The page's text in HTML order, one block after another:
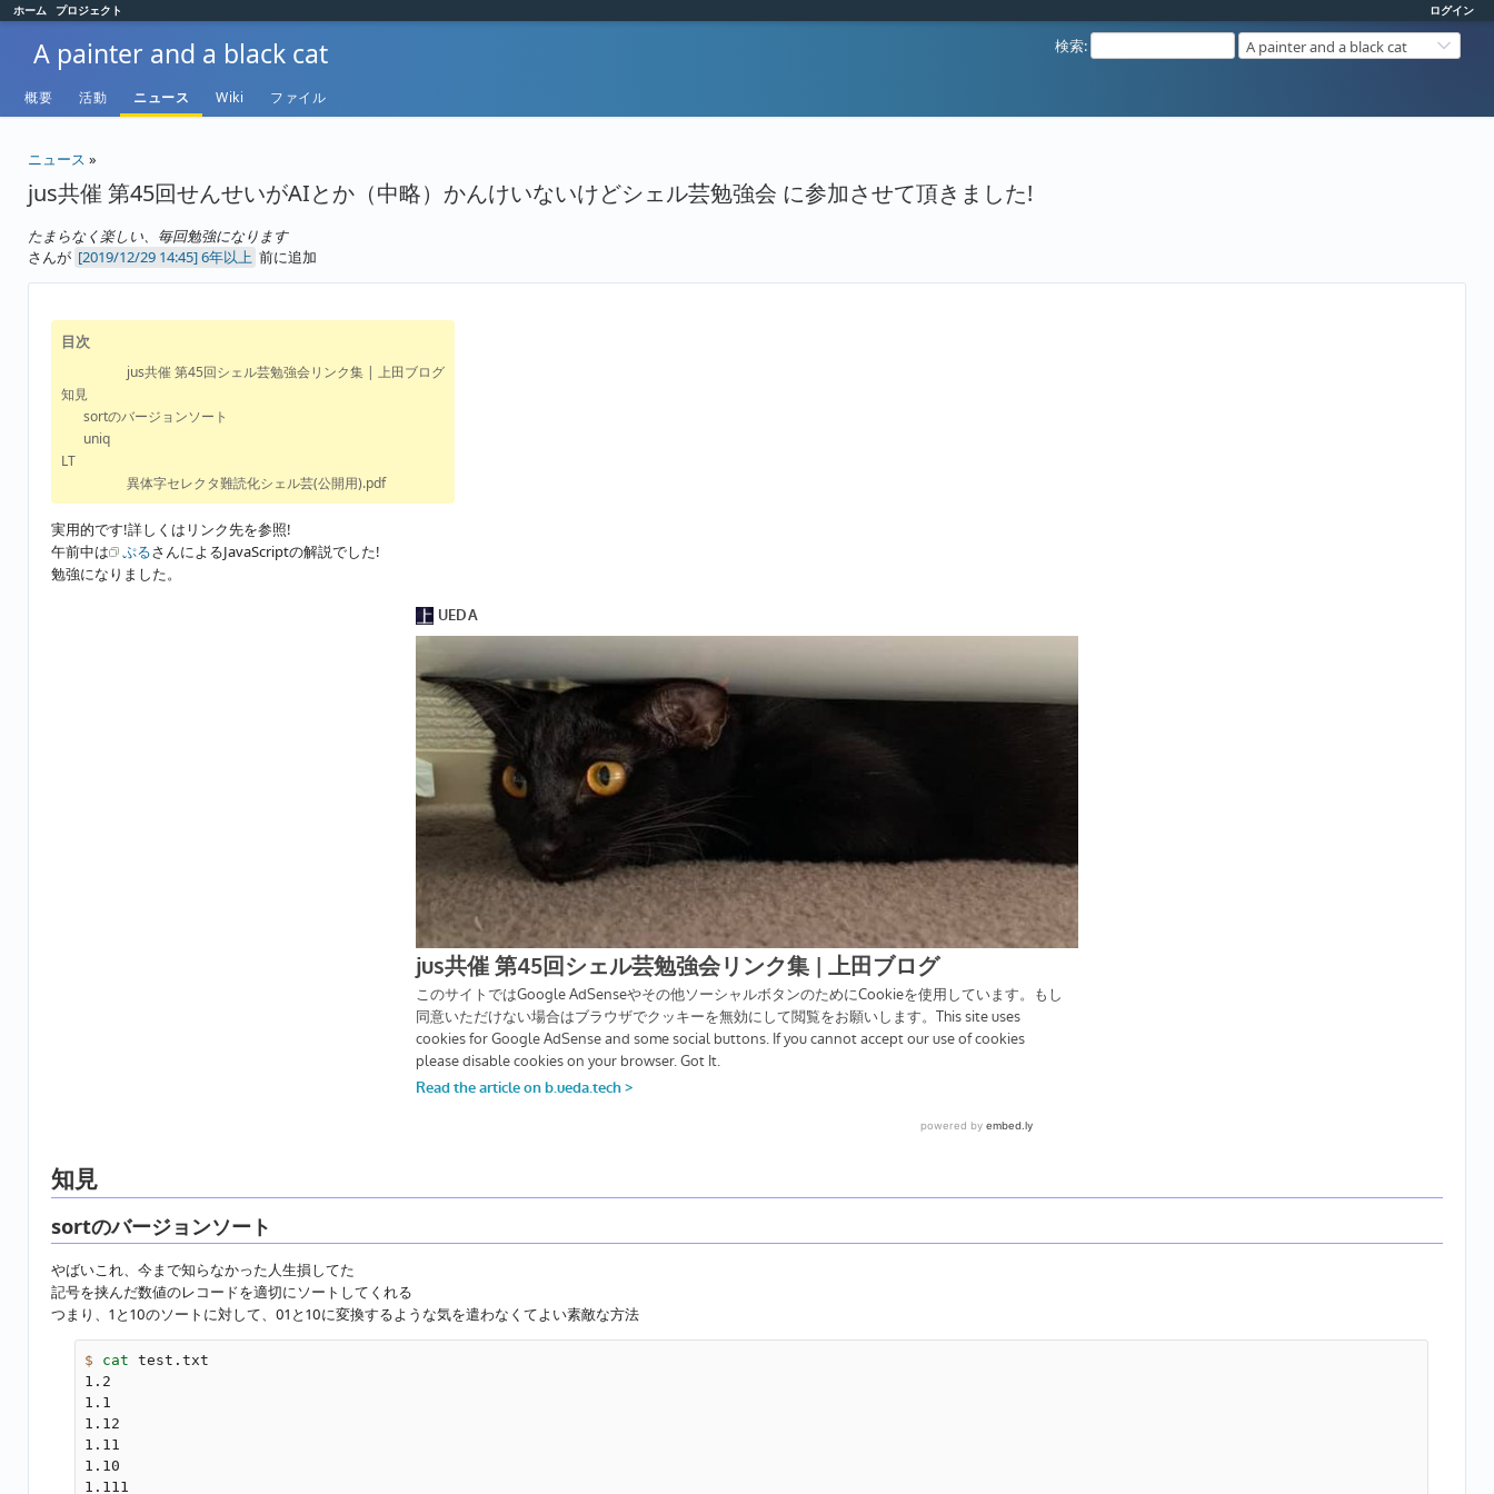
ログイン
ホーム プロジェクト
検索: A painter and a black cat
A painter and a black cat
概要 活動 ニュース Wiki ファイル
ニュース »
jus共催 第45回せんせいがAIとか（中略）かんけいないけどシェル芸勉強会 に参加させて頂きました!
たまらなく楽しい、毎回勉強になります
さんが
6年以上 前に追加
目次
jus共催 第45回シェル芸勉強会リンク集 | 上田ブログ
知見
sortのバージョンソート
uniq
LT
異体字セレクタ難読化シェル芸(公開用).pdf
実用的です!詳しくはリンク先を参照!
午前中は
ぷるさんによるJavaScriptの解説でした!
勉強になりました。
知見
sortのバージョンソート
やばいこれ、今まで知らなかった人生損してた
記号を挟んだ数値のレコードを適切にソートしてくれる
つまり、1と10のソートに対して、01と10に変換するような気を遣わなくてよい素敵な方法
$ cat test.txt
1.2
1.1
1.12
1.11
1.10
1.111